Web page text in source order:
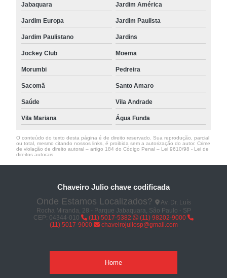
Jabaquara Jardim América
Jardim Europa Jardim Paulista
Jardim Paulistano Jardins
Jockey Club Moema
Morumbi Pedreira
Sacomã Santo Amaro
Saúde Vila Andrade
Vila Mariana Água Funda
O conteúdo do texto desta página é de direito reservado. Sua reprodução, parcial
ou total, mesmo citando nossos links, é proibida sem a autorização do autor. Crime
de violação de direito autoral – artigo 184 do Código Penal – Lei 9610/98 - Lei de
direitos autorais
Chaveiro Julio chave codificada
Onde Estamos Localizados?
Av. Dr. Luís
Rocha Miranda, 28 - Parque Jabaquara, São Paulo - SP
CEP: 04344-010
(11) 5017-5382
(11) 98202-9000
(11) 5017-9000
chaveirojuliosp@gmail.com
Home